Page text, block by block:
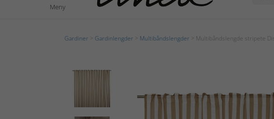
Meny
Gardiner Gardinlengder Multibåndslengder > Multibåndslengde stripete